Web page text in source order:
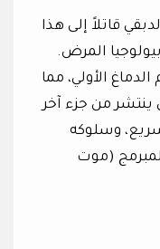
قاتلاً إلى هذا
المرض.
الأولي، مما
ينتشر من جزء آخر
وسلوكه
(موت